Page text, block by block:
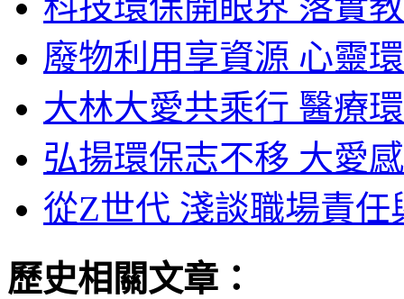
廢物利用享資源 心靈
大林大愛共乘行 醫療
弘揚環保志不移 大愛
從Z世代 淺談職場責
歷史相關文章：